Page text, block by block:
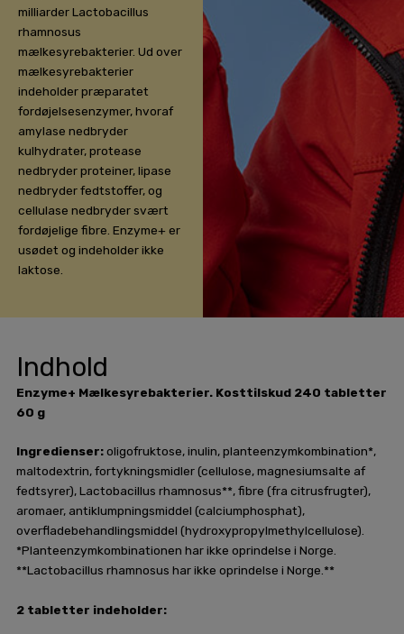
milliarder Lactobacillus
rhamnosus
mælkesyrebakterier. Ud over
mælkesyrebakterier
indeholder præparatet
fordøjelsesenzymer, hvoraf
amylase nedbryder
kulhydrater, protease
nedbryder proteiner, lipase
nedbryder fedtstoffer, og
cellulase nedbryder svært
fordøjelige fibre. Enzyme+ er
usødet og indeholder ikke
laktose.
Indhold
Enzyme+ Mælkesyrebakterier. Kosttilskud 240 tabletter
60 g
Ingredienser:oligofruktose, inulin, planteenzymkombination*,
maltodextrin, fortykningsmidler (cellulose, magnesiumsalte af
fedtsyrer), Lactobacillus rhamnosus**, fibre (fra citrusfrugter),
aromaer, antiklumpningsmiddel (calciumphosphat),
overfladebehandlingsmiddel (hydroxypropylmethylcellulose).
*Planteenzymkombinationen har ikke oprindelse i Norge.
**Lactobacillus rhamnosus har ikke oprindelse i Norge.**
2 tabletter indeholder: